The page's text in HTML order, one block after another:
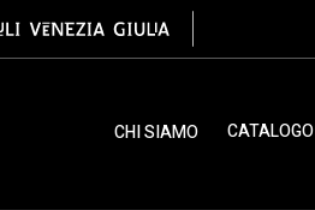
CHI SIAMO CATALOGO